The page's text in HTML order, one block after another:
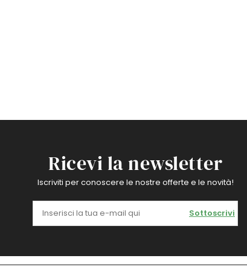
Ricevi la newsletter
Iscriviti per conoscere le nostre offerte e le novità!
Sottoscrivi